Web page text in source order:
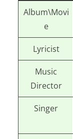
Album\Movi
e
Lyricist
Music
Director
Singer